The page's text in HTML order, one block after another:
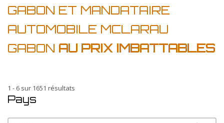
GABON ET MANDATAIRE
AUTOMOBILE MCLARAU
GABON AU PRIX IMBATTABLES
1 - 6 sur 1651 résultats
Pays